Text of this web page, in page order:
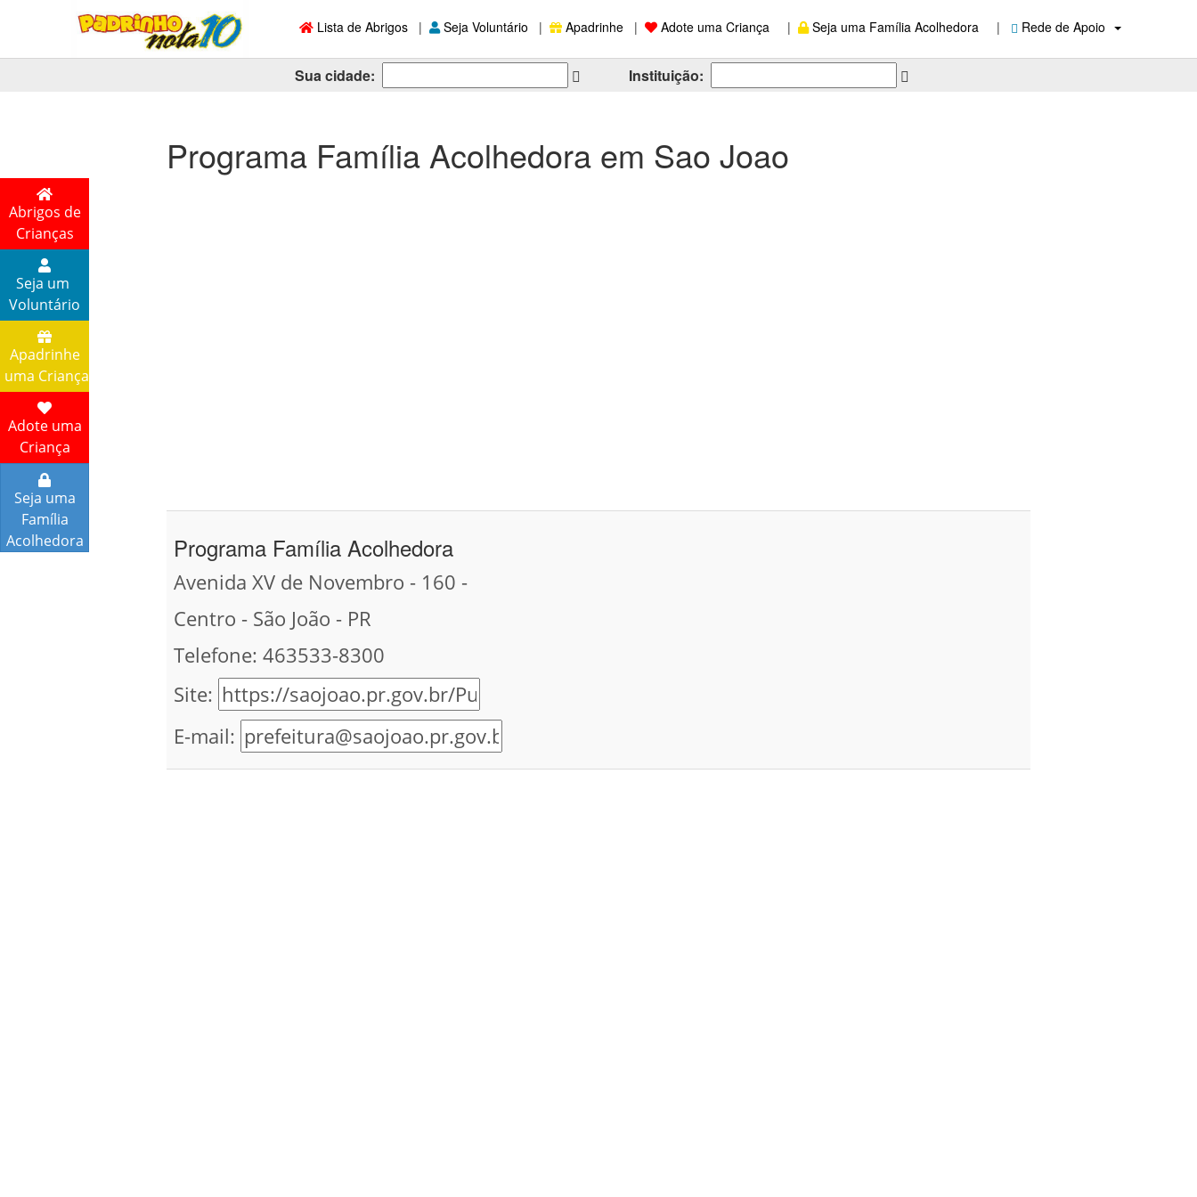
Lista de Abrigos | Seja Voluntário | Apadrinhe | Adote uma Criança | Seja uma Família Acolhedora | Rede de Apoio
Sua cidade: Instituição:
Abrigos de
Crianças
Seja um
Voluntário
Apadrinhe
uma Criança
Adote uma
Criança
Seja uma
Família
Acolhedora
Programa Família Acolhedora em Sao Joao
Programa Família Acolhedora
Avenida XV de Novembro - 160 -
Centro - São João - PR
Telefone: 463533-8300
Site:
E-mail: